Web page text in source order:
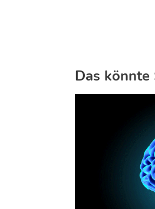
Das könnte